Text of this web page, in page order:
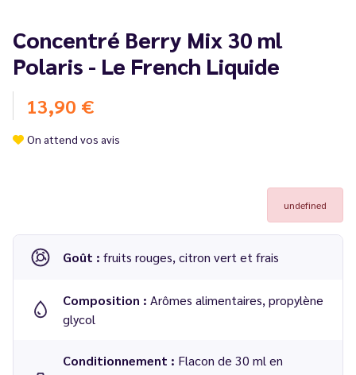
Concentré Berry Mix 30 ml
Polaris - Le French Liquide
13,90 €
On attend vos avis
undefined
Goût : fruits rouges, citron vert et frais
Composition : Arômes alimentaires, propylène
glycol
Conditionnement : Flacon de 30 ml en